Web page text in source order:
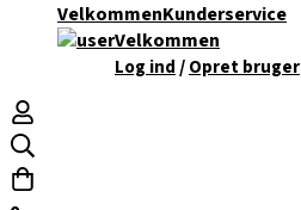
VelkommenKunderservice
Velkommen
Log ind/Opret bruger